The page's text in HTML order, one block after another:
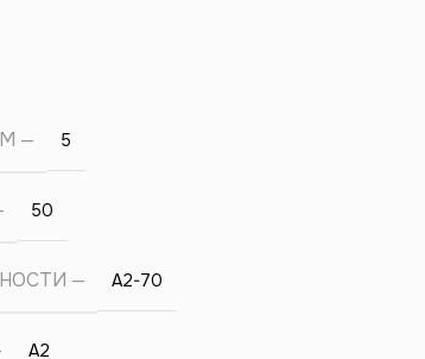
5
50
А2-70
А2